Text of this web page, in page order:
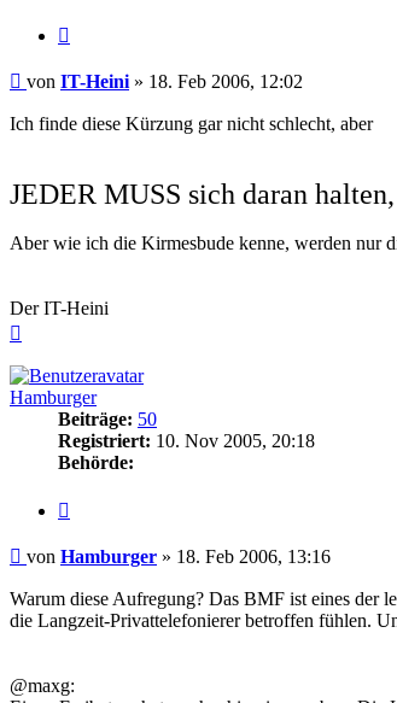
Beitrag
von IT-Heini » 18. Feb 2006, 12:02
Ich finde diese Kürzung gar nicht schlecht, aber
JEDER MUSS sich daran
Aber wie ich die Kirmesbude kenne, werden nur
Der IT-Heini
Hamburger
Beiträge: 50
Registriert: 10. Nov 2005, 20:18
Behörde:
Beitrag
von Hamburger » 18. Feb 2006, 13:16
Warum diese Aufregung? Das BMF ist eines der
die Langzeit-Privattelefonierer betroffen fühlen.
@maxg: